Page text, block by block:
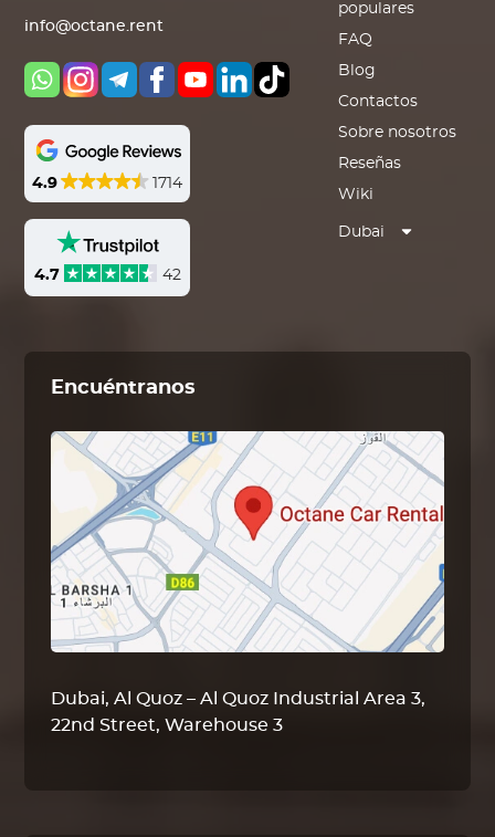
info@octane.rent
4.9 1714
4.7 42
populares
FAQ
Blog
Contactos
Sobre nosotros
Reseñas
Wiki
Dubai
Encuéntranos
Dubai, Al Quoz – Al Quoz Industrial Area 3,
22nd Street, Warehouse 3